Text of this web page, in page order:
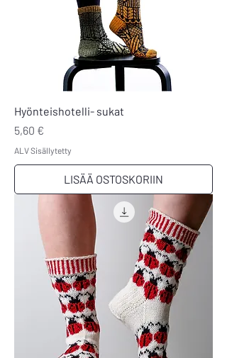
Hyönteishotelli- sukat
Hinta
5,60 €
ALV Sisällytetty
LISÄÄ OSTOSKORIIN